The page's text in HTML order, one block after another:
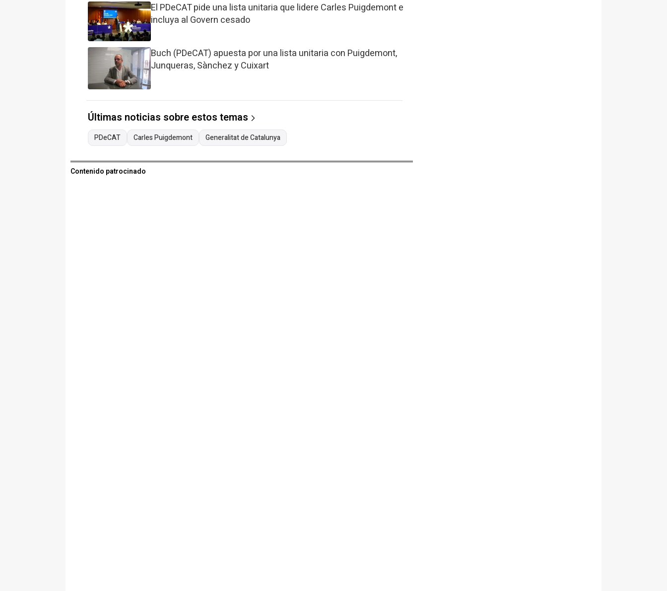
El PDeCAT pide una lista unitaria que lidere Carles Puigdemont e
incluya al Govern cesado
Buch (PDeCAT) apuesta por una lista unitaria con Puigdemont,
Junqueras, Sànchez y Cuixart
Últimas noticias sobre estos temas
PDeCAT Carles Puigdemont Generalitat de Catalunya
Contenido patrocinado